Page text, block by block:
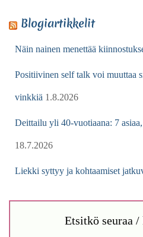
Blogiartikkelit
Näin nainen menettää
Positiivinen self talk voi muuttaa
vinkkiä 1.8.2026
Deittailu yli 40-vuotiaana: 7
18.7.2026
Liekki syttyy ja kohtaamiset
Etsitkö seuraa /